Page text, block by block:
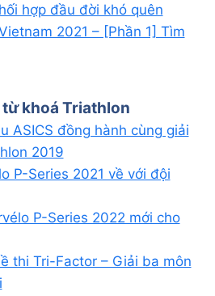
hợp đầu đời khó quên
2021 – [Phần 1] Tìm
khoá Triathlon
ASICS đồng hành cùng giải
2019
P-Series 2021 về với đội
P-Series 2022 mới cho
thi Tri-Factor – Giải ba môn